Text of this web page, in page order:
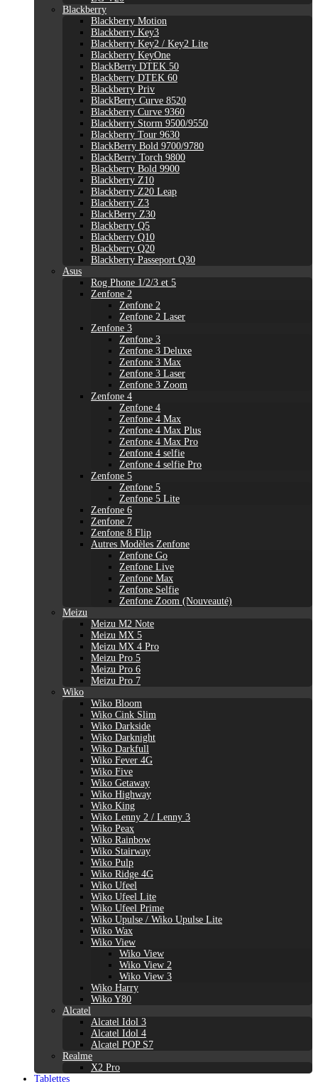
Blackberry
Blackberry Motion
Blackberry Key3
Blackberry Key2 / Key2 Lite
Blackberry KeyOne
BlackBerry DTEK 50
Blackberry DTEK 60
Blackberry Priv
BlackBerry Curve 8520
Blackberry Curve 9360
Blackberry Storm 9500/9550
Blackberry Tour 9630
BlackBerry Bold 9700/9780
BlackBerry Torch 9800
Blackberry Bold 9900
Blackberry Z10
Blackberry Z20 Leap
Blackberry Z3
BlackBerry Z30
Blackberry Q5
Blackberry Q10
Blackberry Q20
Blackberry Passeport Q30
Asus
Rog Phone 1/2/3 et 5
Zenfone 2
Zenfone 2
Zenfone 2 Laser
Zenfone 3
Zenfone 3
Zenfone 3 Deluxe
Zenfone 3 Max
Zenfone 3 Laser
Zenfone 3 Zoom
Zenfone 4
Zenfone 4
Zenfone 4 Max
Zenfone 4 Max Plus
Zenfone 4 Max Pro
Zenfone 4 selfie
Zenfone 4 selfie Pro
Zenfone 5
Zenfone 5
Zenfone 5 Lite
Zenfone 6
Zenfone 7
Zenfone 8 Flip
Autres Modèles Zenfone
Zenfone Go
Zenfone Live
Zenfone Max
Zenfone Selfie
Zenfone Zoom (Nouveauté)
Meizu
Meizu M2 Note
Meizu MX 5
Meizu MX 4 Pro
Meizu Pro 5
Meizu Pro 6
Meizu Pro 7
Wiko
Wiko Bloom
Wiko Cink Slim
Wiko Darkside
Wiko Darknight
Wiko Darkfull
Wiko Fever 4G
Wiko Five
Wiko Getaway
Wiko Highway
Wiko King
Wiko Lenny 2 / Lenny 3
Wiko Peax
Wiko Rainbow
Wiko Stairway
Wiko Pulp
Wiko Ridge 4G
Wiko Ufeel
Wiko Ufeel Lite
Wiko Ufeel Prime
Wiko Upulse / Wiko Upulse Lite
Wiko Wax
Wiko View
Wiko View
Wiko View 2
Wiko View 3
Wiko Harry
Wiko Y80
Alcatel
Alcatel Idol 3
Alcatel Idol 4
Alcatel POP S7
Realme
X2 Pro
Tablettes